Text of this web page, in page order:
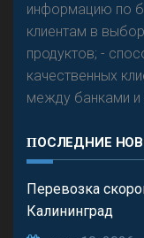
информацию по
клиентам в
продуктов; -
качественных
между банками и
ПОСЛЕДНИЕ
Перевозка
Калининград